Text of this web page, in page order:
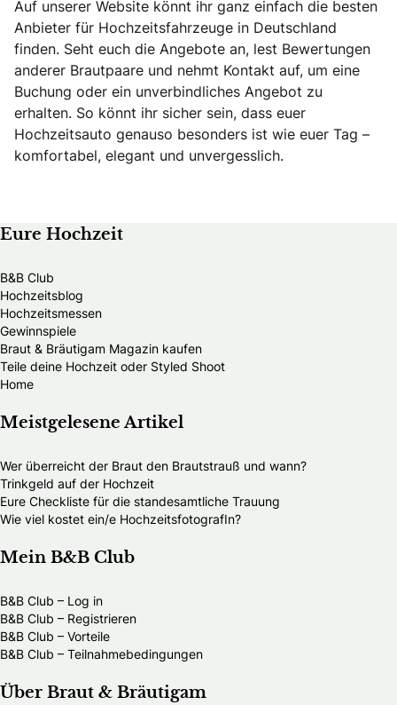
Auf unserer Website könnt ihr ganz einfach die besten
Anbieter für Hochzeitsfahrzeuge in Deutschland
finden. Seht euch die Angebote an, lest Bewertungen
anderer Brautpaare und nehmt Kontakt auf, um eine
Buchung oder ein unverbindliches Angebot zu
erhalten. So könnt ihr sicher sein, dass euer
Hochzeitsauto genauso besonders ist wie euer Tag –
komfortabel, elegant und unvergesslich.
Eure Hochzeit
B&B Club
Hochzeitsblog
Hochzeitsmessen
Gewinnspiele
Braut & Bräutigam Magazin kaufen
Teile deine Hochzeit oder Styled Shoot
Home
Meistgelesene Artikel
Wer überreicht der Braut den Brautstrauß und wann?
Trinkgeld auf der Hochzeit
Eure Checkliste für die standesamtliche Trauung
Wie viel kostet ein/e HochzeitsfotografIn?
Mein B&B Club
B&B Club – Log in
B&B Club – Registrieren
B&B Club – Vorteile
B&B Club – Teilnahmebedingungen
Über Braut & Bräutigam